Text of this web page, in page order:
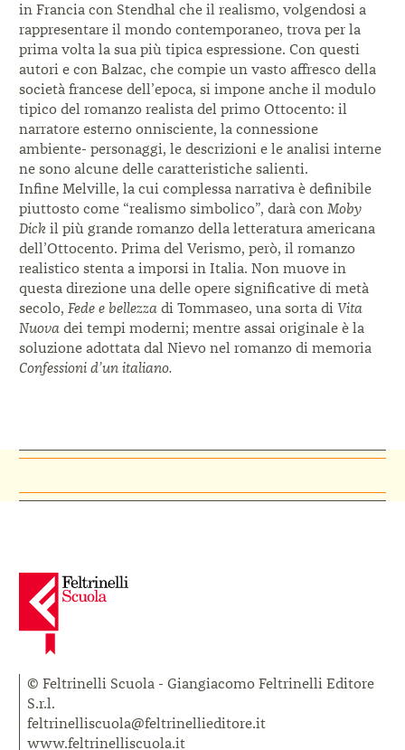
in Francia con Stendhal che il realismo, volgendosi a
rappresentare il mondo contemporaneo, trova per la
prima volta la sua più tipica espressione. Con questi
autori e con Balzac, che compie un vasto affresco della
società francese dell’epoca, si impone anche il modulo
tipico del romanzo realista del primo Ottocento: il
narratore esterno onnisciente, la connessione
ambiente- personaggi, le descrizioni e le analisi interne
ne sono alcune delle caratteristiche salienti.
Infine Melville, la cui complessa narrativa è definibile
piuttosto come “realismo simbolico”, darà con Moby
Dick il più grande romanzo della letteratura americana
dell’Ottocento. Prima del Verismo, però, il romanzo
realistico stenta a imporsi in Italia. Non muove in
questa direzione una delle opere significative di metà
secolo, Fede e bellezza di Tommaseo, una sorta di Vita
Nuova dei tempi moderni; mentre assai originale è la
soluzione adottata dal Nievo nel romanzo di memoria
Confessioni d’un italiano.
© Feltrinelli Scuola - Giangiacomo Feltrinelli Editore
S.r.l.
feltrinelliscuola@feltrinellieditore.it
www.feltrinelliscuola.it